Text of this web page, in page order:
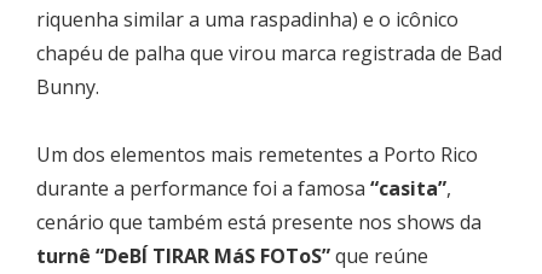
riquenha similar a uma raspadinha) e o icônico
chapéu de palha que virou marca registrada de Bad
Bunny.
Um dos elementos mais remetentes a Porto Rico
durante a performance foi a famosa “casita”,
cenário que também está presente nos shows da
turnê “DeBÍ TIRAR MáS FOToS”que reúne